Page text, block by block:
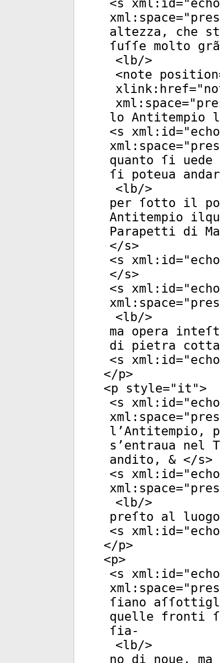
<s xml:id="
xml:space="
altezza, che
ſuſſe molto
<lb/>
<note position
xlink:href="
xml:space="
lo Antitempio
<s xml:id="
xml:space="
quanto ſi
ſi poteua
<lb/>
per ſotto il
Antitempio
Parapetti di
</s>
<s xml:id="
</s>
<s xml:id="
xml:space="
<lb/>
ma opera
di pietra
<s xml:id="
</p>
<p style=" it ">
<s xml:id="
xml:space="
l’Antitempio,
s’entraua nel
andito, & </s>
<s xml:id="
xml:space="
<lb/>
preſto al
<s xml:id="
</p>
<p>
<s xml:id="
xml:space="
ſiano
quelle fronti
ſia-
<lb/>
no di noue,